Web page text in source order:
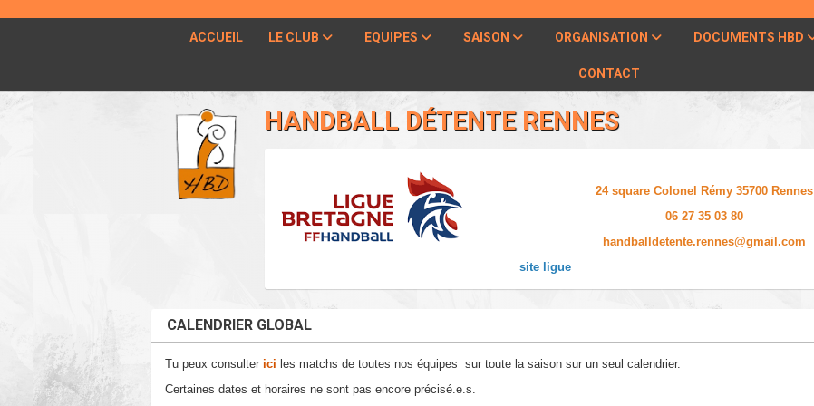
ACCUEIL LE CLUB EQUIPES SAISON ORGANISATION DOCUMENTS HBD
CONTACT
HANDBALL DÉTENTE RENNES
24 square Colonel Rémy 35700 Rennes
06 27 35 03 80
handballdetente.rennes@gmail.com
site ligue
CALENDRIER GLOBAL
Tu peux consulter ici les matchs de toutes nos équipes sur toute la saison sur un seul calendrier.
Certaines dates et horaires ne sont pas encore précisé.e.s.